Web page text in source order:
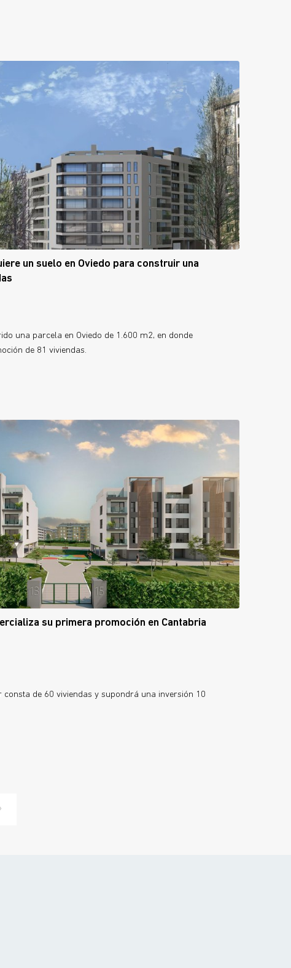
un suelo en Oviedo para construir una
una parcela en Oviedo de 1.600 m2, en donde
de 81 viviendas.
su primera promoción en Cantabria
consta de 60 viviendas y supondrá una inversión 10